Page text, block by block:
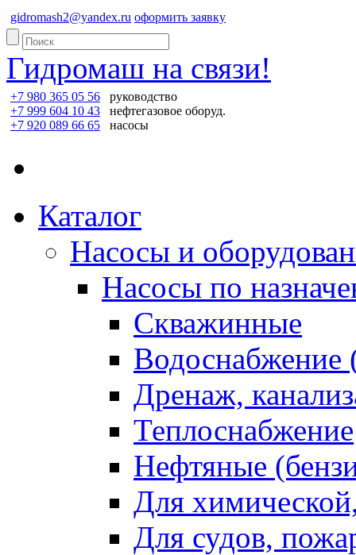
gidromash2@yandex.ru оформить заявку
Гидромаш на связи!
+7 980 365 05 56 руководство
+7 999 604 10 43 нефтегазовое оборуд.
+7 920 089 66 65 насосы
Каталог
Насосы и
Насосы по
Скважинные
Водоснабжение
Дренаж,
Теплоснабжение
Нефтяные
Для
Для судов,